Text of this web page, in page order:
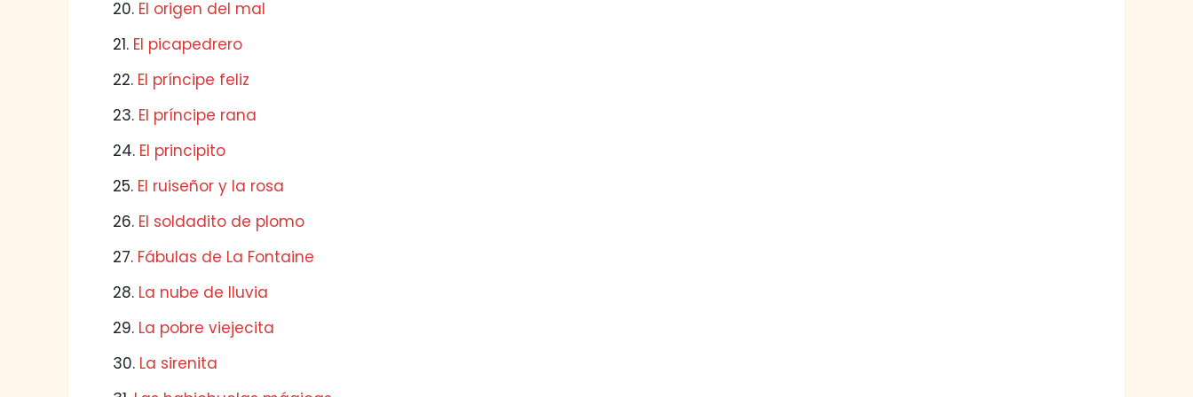
20. El origen del mal
21. El picapedrero
22. El príncipe feliz
23. El príncipe rana
24. El principito
25. El ruiseñor y la rosa
26. El soldadito de plomo
27. Fábulas de La Fontaine
28. La nube de lluvia
29. La pobre viejecita
30. La sirenita